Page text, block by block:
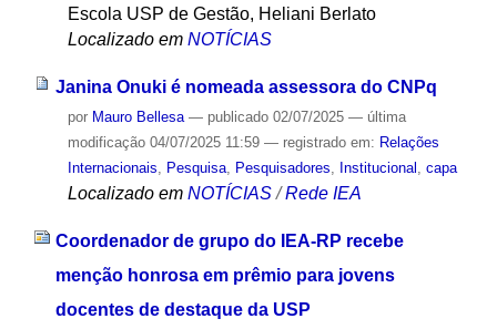
Escola USP de Gestão, Heliani Berlato
Localizado em NOTÍCIAS
Janina Onuki é nomeada assessora do CNPq
por Mauro Bellesa — publicado02/07/2025 — última
modificação04/07/2025 11:59 — registrado em: Relações
Internacionais, Pesquisa, Pesquisadores, Institucional , capa
Localizado em NOTÍCIAS /Rede IEA
Coordenador de grupo do IEA-RP recebe
menção honrosa em prêmio para jovens
docentes de destaque da USP